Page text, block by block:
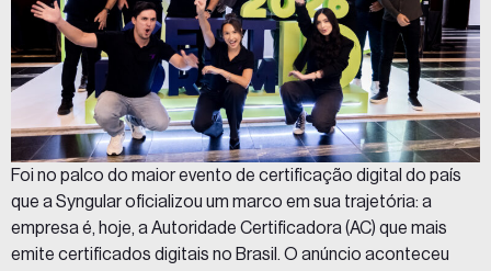
Foi no palco do maior evento de certificação digital do país
que a Syngular oficializou um marco em sua trajetória: a
empresa é, hoje, a Autoridade Certificadora (AC) que mais
emite certificados digitais no Brasil. O anúncio aconteceu